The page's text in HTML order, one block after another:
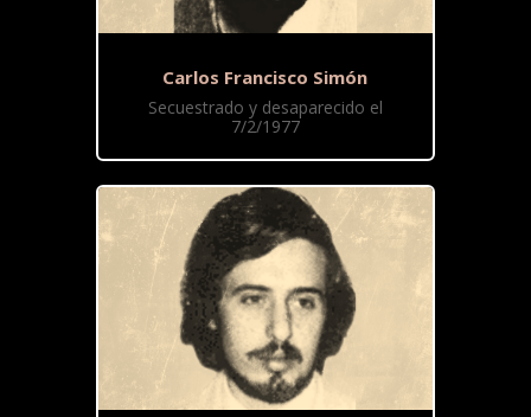
Carlos Francisco Simón
Secuestrado y desaparecido el
7/2/1977